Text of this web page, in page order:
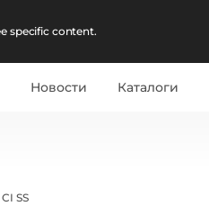
specific content.
Новости Каталоги
SS